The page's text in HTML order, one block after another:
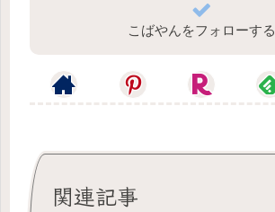
こばやんをフォローする
関連記事